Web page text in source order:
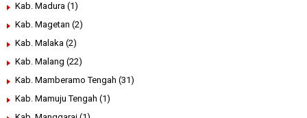
Kab. Madura (1)
Kab. Magetan (2)
Kab. Malaka (2)
Kab. Malang (22)
Kab. Mamberamo Tengah (31)
Kab. Mamuju Tengah (1)